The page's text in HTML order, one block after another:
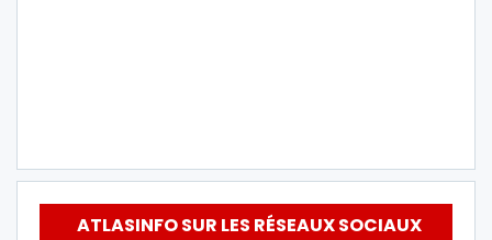
ATLASINFO SUR LES RÉSEAUX SOCIAUX